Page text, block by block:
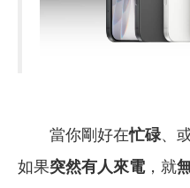
當你剛好在忙碌、
如果突然有人來電，就